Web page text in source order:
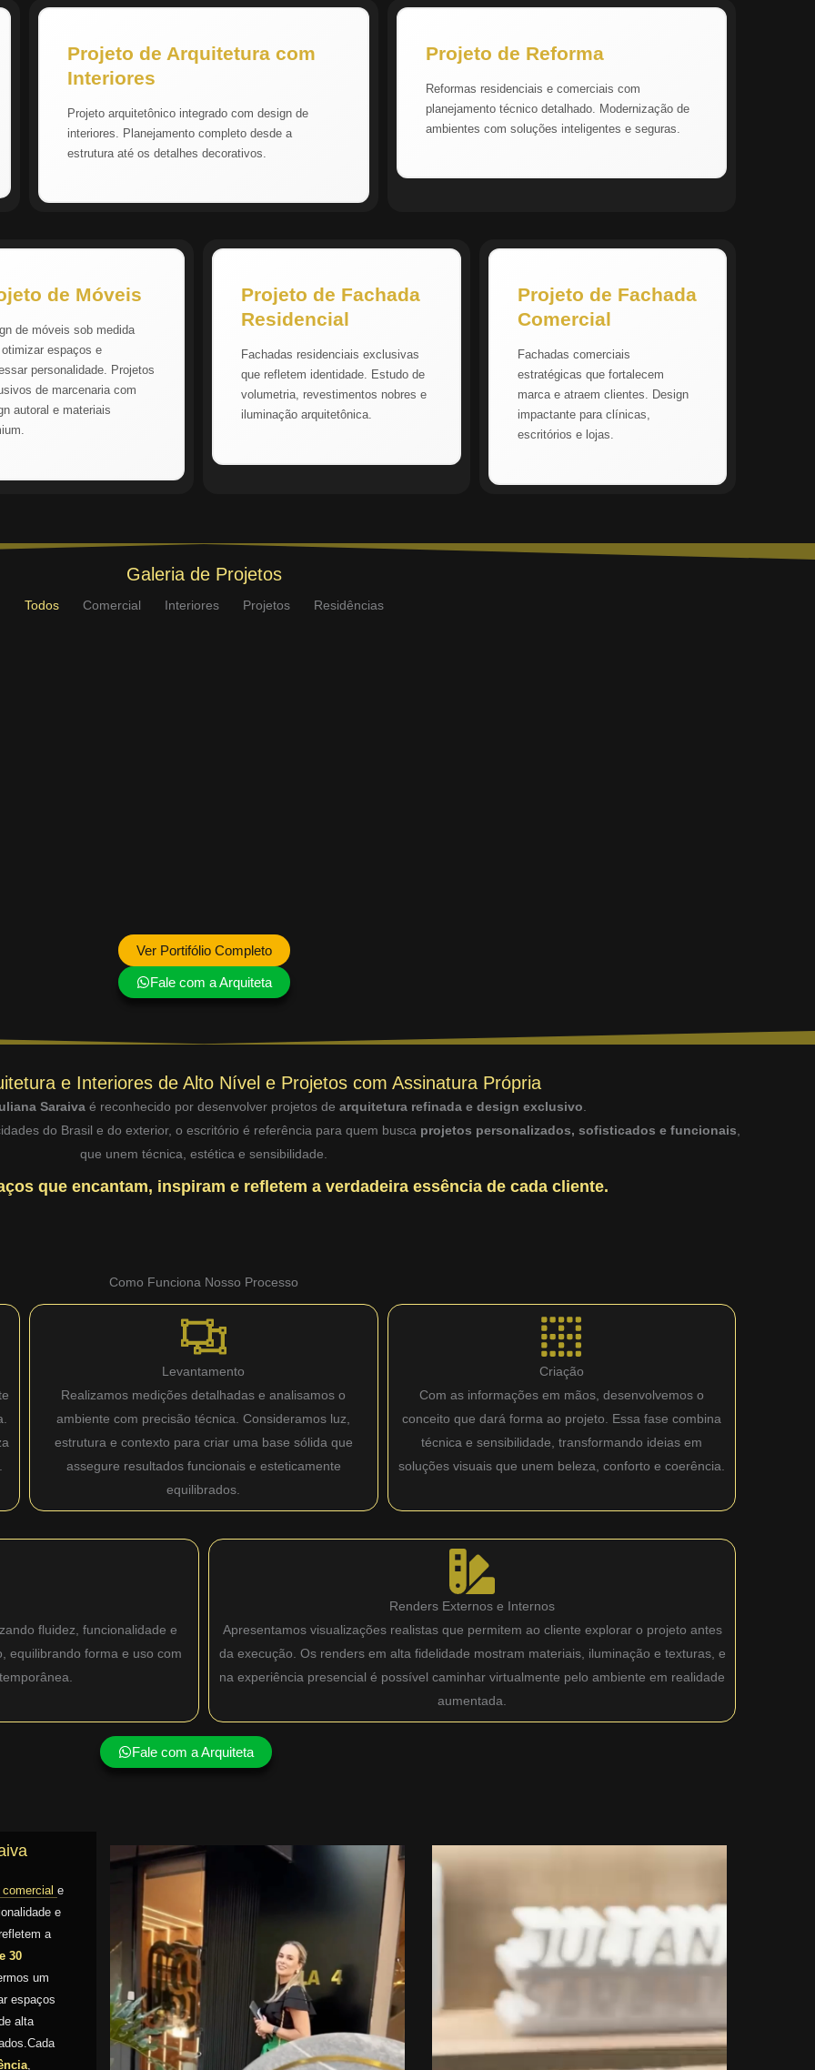
Projeto de Arquitetura com
Interiores
Projeto arquitetônico integrado com design de
interiores. Planejamento completo desde a
estrutura até os detalhes decorativos.
Projeto de Reforma
Reformas residenciais e comerciais com
planejamento técnico detalhado. Modernização de
ambientes com soluções inteligentes e seguras.
de Móveis
de móveis sob medida
otimizar espaços e
personalidade. Projetos
de marcenaria com
autoral e materiais
Projeto de Fachada
Residencial
Fachadas residenciais exclusivas
que refletem identidade. Estudo de
volumetria, revestimentos nobres e
iluminação arquitetônica.
Projeto de Fachada
Comercial
Fachadas comerciais
estratégicas que fortalecem
marca e atraem clientes. Design
impactante para clínicas,
escritórios e lojas.
Galeria de Projetos
Todos Comercial Interiores Projetos Residências
Ver Portifólio Completo
Fale com a Arquiteta
e Interiores de Alto Nível e Projetos com Assinatura Própria
Saraivaé reconhecido por desenvolver projetos de arquitetura refinada e design exclusivo.
do Brasil e do exterior, o escritório é referência para quem busca projetos personalizados, sofisticados e funcionais,
que unem técnica, estética e sensibilidade.
que encantam, inspiram e refletem a verdadeira essência de cada cliente.
Como Funciona Nosso Processo
Levantamento
Realizamos medições detalhadas e analisamos o
ambiente com precisão técnica. Consideramos luz,
estrutura e contexto para criar uma base sólida que
assegure resultados funcionais e esteticamente
equilibrados.
Criação
Com as informações em mãos, desenvolvemos o
conceito que dará forma ao projeto. Essa fase combina
técnica e sensibilidade, transformando ideias em
soluções visuais que unem beleza, conforto e coerência.
fluidez, funcionalidade e
equilibrando forma e uso com
Renders Externos e Internos
Apresentamos visualizações realistas que permitem ao cliente explorar o projeto antes
da execução. Os renders em alta fidelidade mostram materiais, iluminação e texturas, e
na experiência presencial é possível caminhar virtualmente pelo ambiente em realidade
aumentada.
Fale com a Arquiteta
e
e
a
30
um
espaços
alta
,